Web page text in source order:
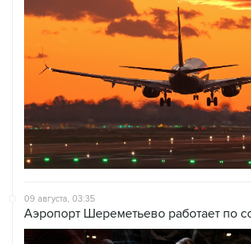
09 августа, 03:35
Аэропорт Шереметьево работает по